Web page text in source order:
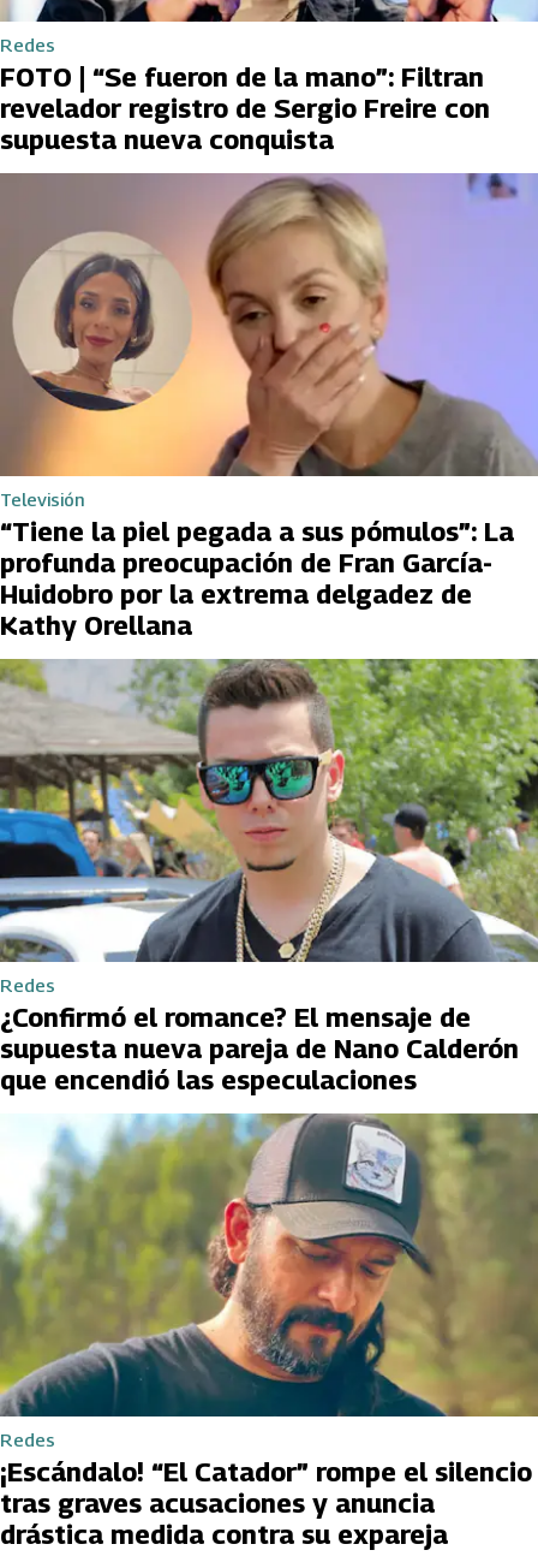
Redes
FOTO | “Se fueron de la mano”: Filtran
revelador registro de Sergio Freire con
supuesta nueva conquista
Televisión
“Tiene la piel pegada a sus pómulos”: La
profunda preocupación de Fran García-
Huidobro por la extrema delgadez de
Kathy Orellana
Redes
¿Confirmó el romance? El mensaje de
supuesta nueva pareja de Nano Calderón
que encendió las especulaciones
Redes
¡Escándalo! “El Catador” rompe el silencio
tras graves acusaciones y anuncia
drástica medida contra su expareja